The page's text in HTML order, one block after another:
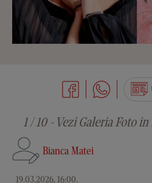
Bianca Matei
19.03.2026, 16:00.
1 / 10 - Vezi Galeria Foto